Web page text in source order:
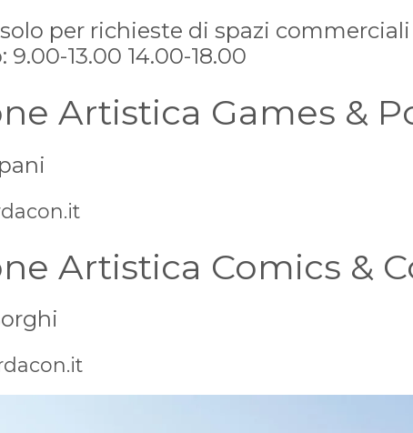
per richieste di spazi commerciali
13.00 14.00-18.00
Artistica Games &
Artistica Comics &